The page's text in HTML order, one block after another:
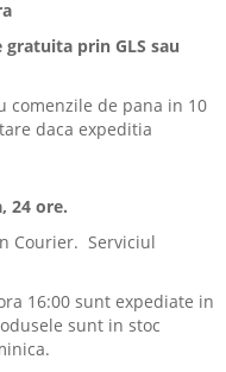
gratuita prin GLS sau
comenzile de pana in 10
daca expeditia
24 ore.
Courier. Serviciul
16:00 sunt expediate in
sunt in stoc